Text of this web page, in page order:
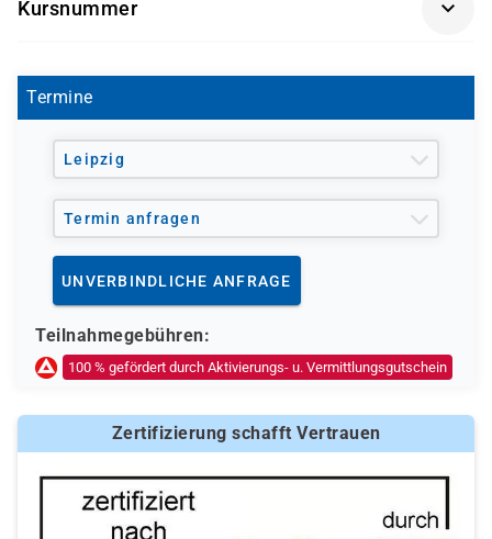
Das Jobcoaching kann über einen Aktivierungs- und
werden.
Kursnummer
Termine
Leipzig
Termin anfragen
UNVERBINDLICHE ANFRAGE
Teilnahmegebühren:
100 % gefördert durch Aktivierungs- u. Vermittlungsgutschein
Zertifizierung schafft Vertrauen